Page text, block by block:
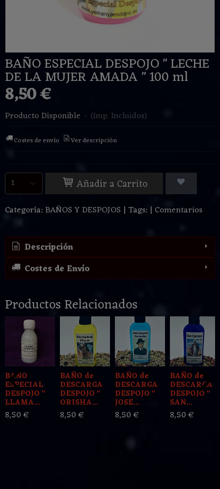
BAÑO ESPECIAL DESPOJO " LECHE
DE LA MUJER AMADA " 100 ml
8,50 €
Producto Disponible - (Imp. Incluidos)
Costes de envío Ver descripción
Añadir a Carrito
Categoría:BAÑOS Y DESPOJOS | Tags: | Comentarios
Descripción
Costes de Envío
Productos Relacionados
BAÑO
ESPECIAL
DESPOJO "
LLAMA...
8,50 €
BAÑO de
DESCARGA
DESPOJO "
ORISHA...
8,50 €
BAÑO de
DESCARGA
DESPOJO "
JOSE...
8,50 €
BAÑO de
DESCARGA
DESPOJO "
SAN...
8,50 €